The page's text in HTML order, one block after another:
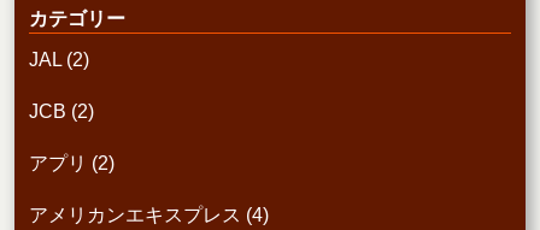
カテゴリー
JAL (2)
JCB (2)
アプリ (2)
アメリカンエキスプレス (4)